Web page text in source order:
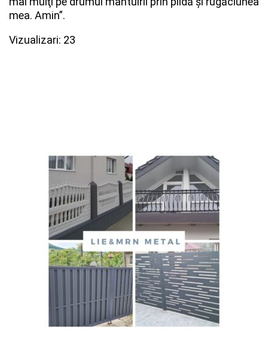
mea. Amin”.
Vizualizari: 23